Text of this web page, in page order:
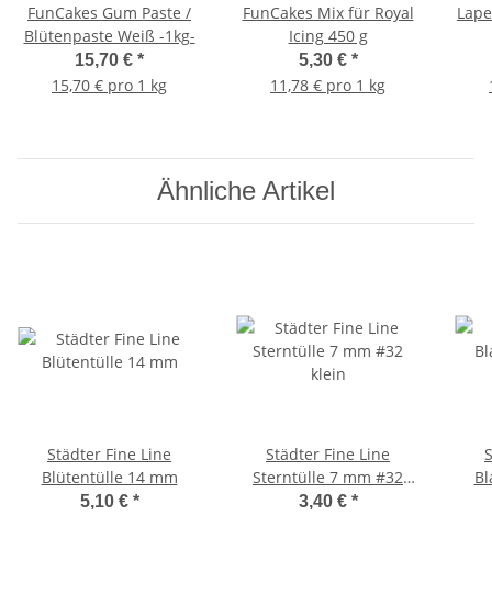
FunCakes Gum Paste /
Blütenpaste Weiß -1kg-
15,70 € *
15,70 € pro 1 kg
FunCakes Mix für Royal
Icing 450 g
5,30 € *
11,78 € pro 1 kg
Ähnliche Artikel
Städter Fine Line
Blütentülle 14 mm
5,10 € *
Städter Fine Line
Sterntülle 7 mm #32
klein
3,40 € *